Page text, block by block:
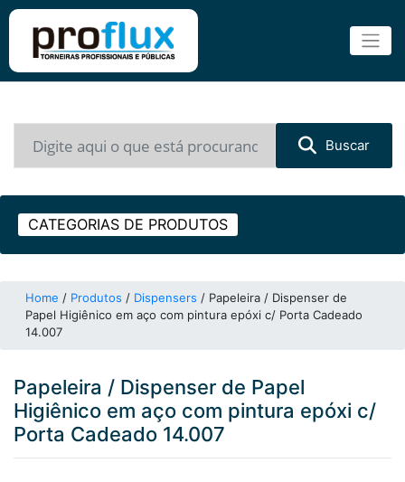
Buscar
CATEGORIAS DE PRODUTOS
Home / Produtos / Dispensers / Papeleira / Dispenser de
Papel Higiênico em aço com pintura epóxi c/ Porta Cadeado
14.007
Papeleira / Dispenser de Papel
Higiênico em aço com pintura epóxi c/
Porta Cadeado 14.007